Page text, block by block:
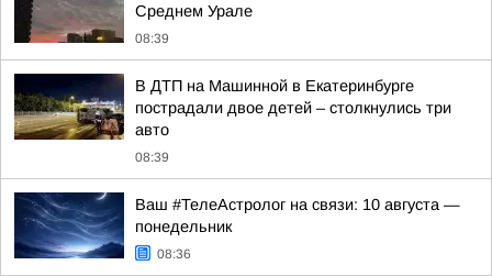
Среднем Урале
08:39
В ДТП на Машинной в Екатеринбурге
пострадали двое детей – столкнулись три
авто
08:39
Ваш #ТелеАстролог на связи: 10 августа —
понедельник
08:36